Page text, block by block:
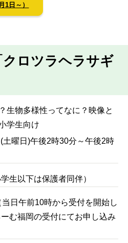
1日～）
クロツラヘラサギ
生物多様性ってなに？映像と
学生向け
土曜日)午後2時30分～午後2時
生以下は保護者同伴）
日午前10時から受付を開始し
む福岡の受付にてお申し込み